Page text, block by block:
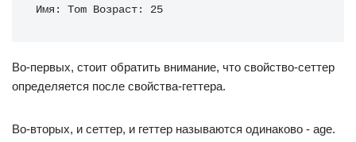
Имя: Tom Возраст: 25
Во-первых, стоит обратить внимание, что свойство-сеттер
определяется после свойства-геттера.
Во-вторых, и сеттер, и геттер называются одинаково - age.